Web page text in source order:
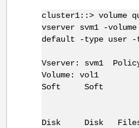
cluster1::> volume
vserver svm1 -
default -type user -
Vserver: svm1
Volume: vol1
Soft Soft
Disk Disk